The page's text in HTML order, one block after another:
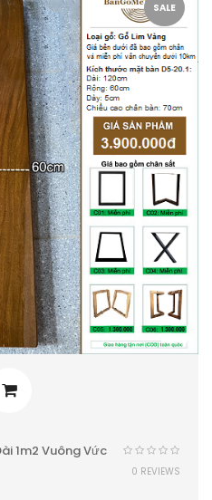
SALE
1m2 Vuông Vức
0 REVIEWS